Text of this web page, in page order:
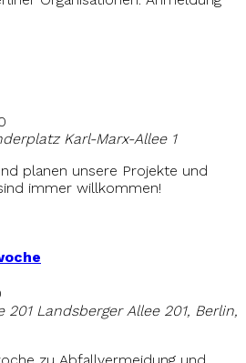
Karl-Marx-Allee 1
planen unsere Projekte und
immer willkommen!
201 Landsberger Allee 201, Berlin,